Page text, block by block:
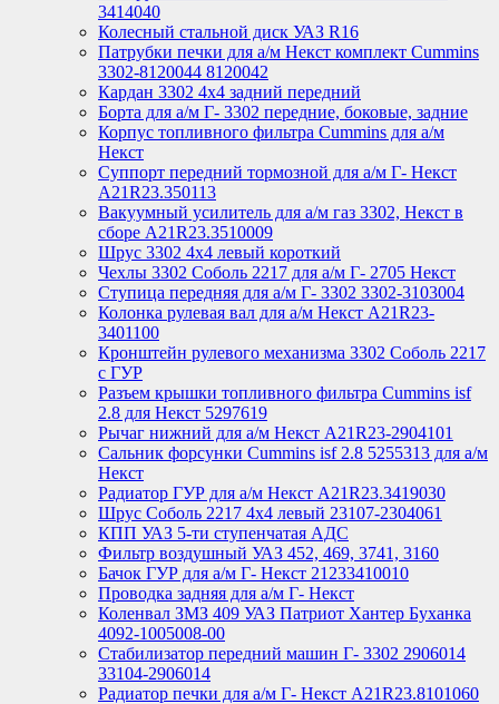
3414040
Колесный стальной диск УАЗ R16
Патрубки печки для а/м Некст комплект Cummins
3302-8120044 8120042
Кардан 3302 4х4 задний передний
Борта для а/м Г- 3302 передние, боковые, задние
Корпус топливного фильтра Cummins для а/м
Некст
Суппорт передний тормозной для а/м Г- Некст
А21R23.350113
Вакуумный усилитель для а/м газ 3302, Некст в
сборе A21R23.3510009
Шрус 3302 4х4 левый короткий
Чехлы 3302 Соболь 2217 для а/м Г- 2705 Некст
Ступица передняя для а/м Г- 3302 3302-3103004
Колонка рулевая вал для а/м Некст A21R23-
3401100
Кронштейн рулевого механизма 3302 Соболь 2217
с ГУР
Разъем крышки топливного фильтра Cummins isf
2.8 для Некст 5297619
Рычаг нижний для а/м Некст А21R23-2904101
Сальник форсунки Cummins isf 2.8 5255313 для а/м
Некст
Радиатор ГУР для а/м Некст A21R23.3419030
Шрус Соболь 2217 4х4 левый 23107-2304061
КПП УАЗ 5-ти ступенчатая АДС
Фильтр воздушный УАЗ 452, 469, 3741, 3160
Бачок ГУР для а/м Г- Некст 21233410010
Проводка задняя для а/м Г- Некст
Коленвал ЗМЗ 409 УАЗ Патриот Хантер Буханка
4092-1005008-00
Стабилизатор передний машин Г- 3302 2906014
33104-2906014
Радиатор печки для а/м Г- Некст А21R23.8101060